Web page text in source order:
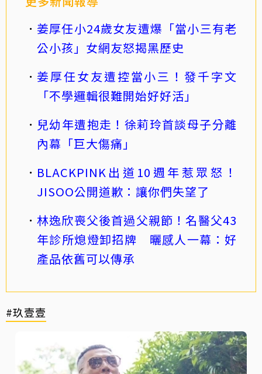
姜厚任小24歲女友遭爆「當小三有老
公小孩」女網友怒揭黑歷史
姜厚任女友遭控當小三！發千字文
「不學邏輯很難開始好好活」
兒幼年遭抱走！徐莉玲首談母子分離
內幕「巨大傷痛」
BLACKPINK出道10週年惹眾怒！
JISOO公開道歉：讓你們失望了
林逸欣喪父後首過父親節！名醫父43
年診所熄燈卸招牌 曬感人一幕：好
產品依舊可以傳承
#玖壹壹